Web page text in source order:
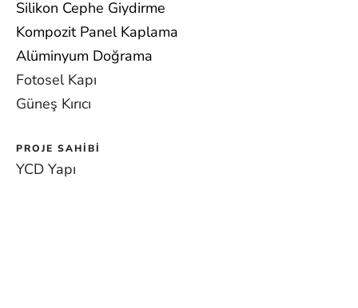
Silikon Cephe Giydirme
Kompozit Panel Kaplama
Alüminyum Doğrama
Fotosel Kapı
Güneş Kırıcı
PROJE SAHIBI
YCD Yapı